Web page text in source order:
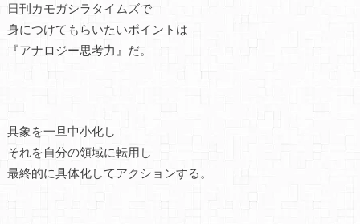
日刊カモガシラタイムズで
身につけてもらいたいポイントは
『アナロジー思考力』だ。
具象を一旦中小化し
それを自分の領域に転用し
最終的に具体化してアクションする。